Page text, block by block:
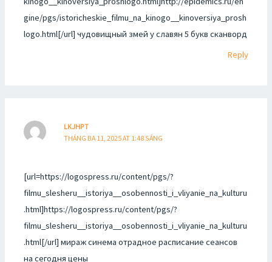
gine/pgs/istoricheskie_filmu_na_kinogo__kinoversiya_prosh
logo.html[/url] чудовищный змей у славян 5 букв сканворд
Reply
LKJHPT
THÁNG BA 11, 2025 AT 1:48 SÁNG
[url=https://logospress.ru/content/pgs/?
filmu_slesheru__istoriya__osobennosti_i_vliyanie_na_kulturu
.html]https://logospress.ru/content/pgs/?
filmu_slesheru__istoriya__osobennosti_i_vliyanie_na_kulturu
.html[/url] мираж синема отрадное расписание сеансов
на сегодня цены